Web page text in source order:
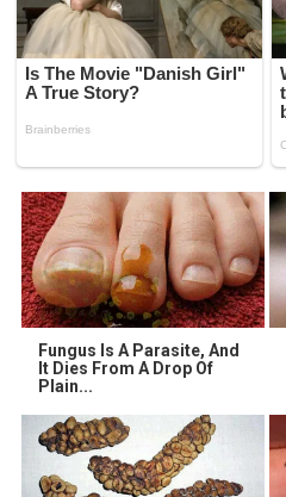
Fungus Is A Parasite, And
It Dies From A Drop Of
Plain...